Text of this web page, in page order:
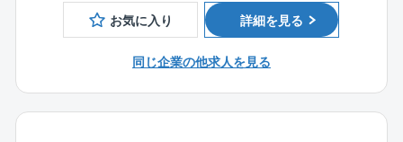
その他、下記の業務も徐々にお任せしていきます。
【建物内部での業務】
◎生産設備のための電気工事
◎照明工事・放送設備工事・自動火災報知設備
お気に入り 詳細を見る
同じ企業の他求人を見る